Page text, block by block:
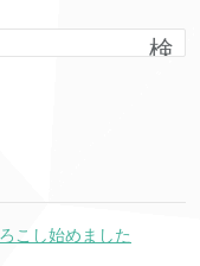
検
こし始めました